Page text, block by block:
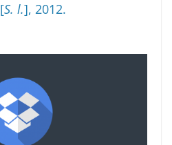
S. l.], 2012.